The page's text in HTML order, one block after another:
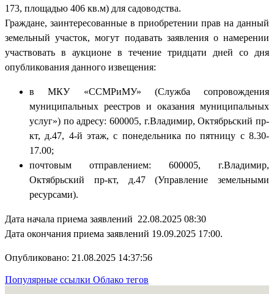
173, площадью 406 кв.м) для садоводства.
Граждане, заинтересованные в приобретении прав на данный
земельный участок, могут подавать заявления о намерении
участвовать в аукционе в течение тридцати дней со дня
опубликования данного извещения:
в МКУ «ССМРиМУ» (Служба сопровождения
муниципальных реестров и оказания муниципальных
услуг») по адресу: 600005, г.Владимир, Октябрьский пр-
кт, д.47, 4-й этаж, с понедельника по пятницу с 8.30-
17.00;
почтовым отправлением: 600005, г.Владимир,
Октябрьский пр-кт, д.47 (Управление земельными
ресурсами).
Дата начала приема заявлений 22.08.2025 08:30
Дата окончания приема заявлений 19.09.2025 17:00.
Опубликовано: 21.08.2025 14:37:56
Популярные ссылки Облако тегов